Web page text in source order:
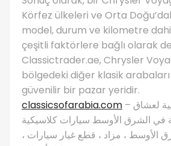
Körfez ülkeleri ve Orta
model, durum ve kilometre
çeşitli faktörlere bağlı olarak
Classictrader.ae, Chrysler
bölgedeki diğer klasik
güvenilir bir pazar yeridir.
classicsofarabia.com – الصفحة الرئيسية لعشاق
في الشرق الأوسط سيارات كلاسيكية
الأوسط ، مزاد ، قطع غيار سيارات ،